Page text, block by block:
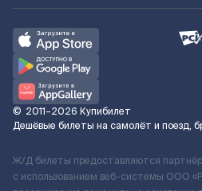
© 2011–2026 Купибилет
Дешёвые билеты на самолёт и поезд,
Ж/Д билеты предоставляются
с использованием веб-системы ООО